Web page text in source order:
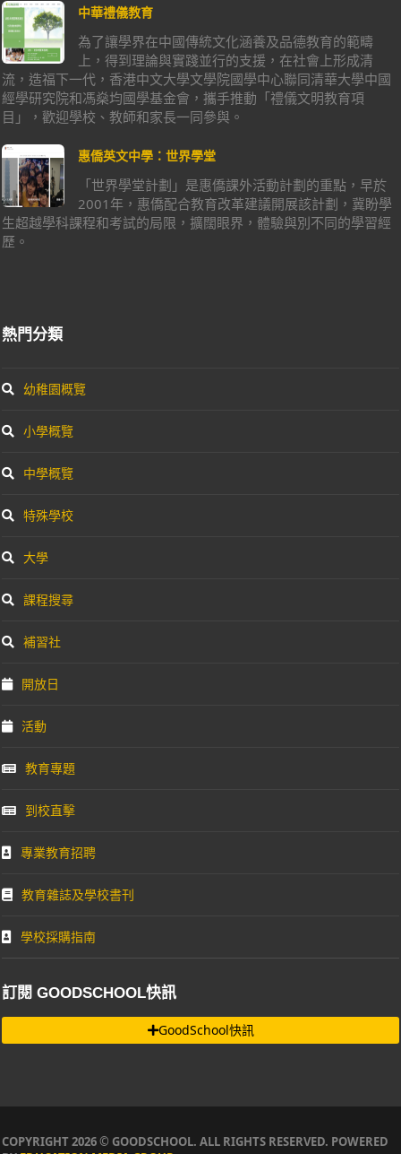
中華禮儀教育
為了讓學界在中國傳統文化涵養及品德教育的範疇
上，得到理論與實踐並行的支援，在社會上形成清
流，造福下一代，香港中文大學文學院國學中心聯同清華大學中國
經學研究院和馮燊均國學基金會，攜手推動「禮儀文明教育項
目」，歡迎學校、教師和家長一同參與。
惠僑英文中學：世界學堂
「世界學堂計劃」是惠僑課外活動計劃的重點，早於
2001年，惠僑配合教育改革建議開展該計劃，冀盼學
生超越學科課程和考試的局限，擴闊眼界，體驗與別不同的學習經
歷。
熱門分類
幼稚園概覽
小學概覽
中學概覽
特殊學校
大學
課程搜尋
補習社
開放日
活動
教育專題
到校直擊
專業教育招聘
教育雜誌及學校書刊
學校採購指南
訂閱 GOODSCHOOL快訊
GoodSchool快訊
COPYRIGHT 2026 © GOODSCHOOL. ALL RIGHTS RESERVED. POWERED